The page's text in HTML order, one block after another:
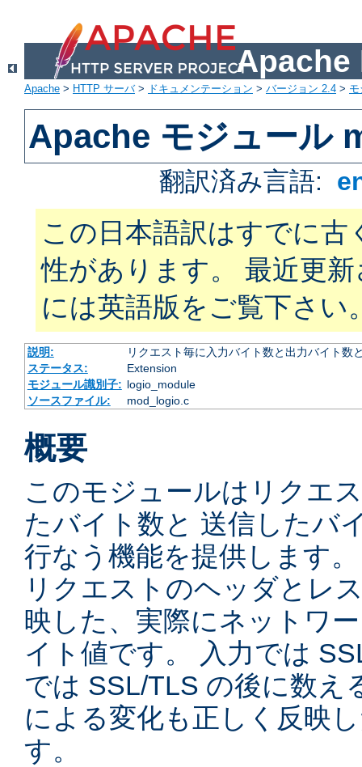
Apache
Apache > HTTP サーバ> ドキュメンテーション > バージョン 2.4 >
Apache モジュール
翻訳済み言語:
この日本語訳はすでに古
性があります。 最近更
には英語版をご覧下さい
説明:
リクエスト毎に入力バイト数と出力バイト数
ステータス:
Extension
モジュール識別子: logio_module
ソースファイル:
mod_logio.c
概要
このモジュールはリクエ
たバイト数と 送信したバ
行なう機能を提供します
リクエストのヘッダとレ
映した、実際にネットワ
イト値です。 入力では
では SSL/TLS の後に数え
による変化も正しく反映
す。